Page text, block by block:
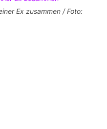
Ex zusammen / Foto: